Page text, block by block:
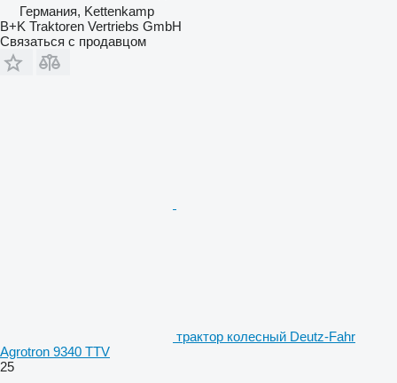
Германия, Kettenkamp
B+K Traktoren Vertriebs GmbH
Связаться с продавцом
трактор колесный Deutz-Fahr
Agrotron 9340 TTV
25